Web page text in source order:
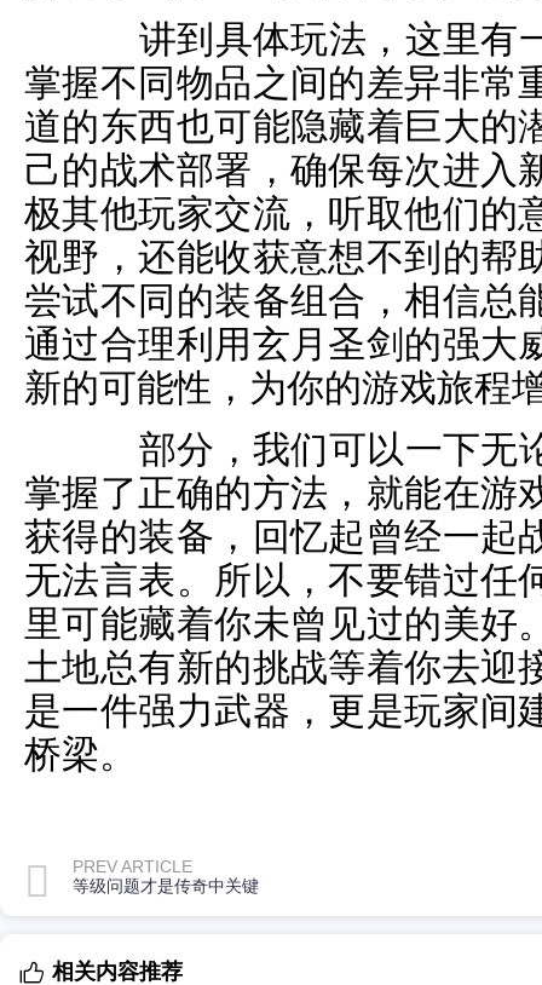
讲到具体玩法，这里有
掌握不同物品之间的差异非常
道的东西也可能隐藏着巨大的
己的战术部署，确保每次进入
极其他玩家交流，听取他们的
视野，还能收获意想不到的帮
尝试不同的装备组合，相信总
通过合理利用玄月圣剑的强大
新的可能性，为你的游戏旅程
部分，我们可以一下无
掌握了正确的方法，就能在游
获得的装备，回忆起曾经一起
无法言表。所以，不要错过任
里可能藏着你未曾见过的美好
土地总有新的挑战等着你去迎
是一件强力武器，更是玩家间
桥梁。
PREV ARTICLE
等级问题才是传奇中关键
相关内容推荐